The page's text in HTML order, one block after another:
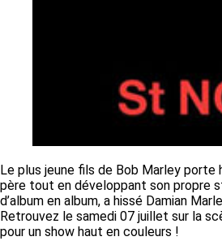
Le plus jeune fils de Bob Marley porte
père tout en développant son propre
d’album en album, a hissé Damian
Retrouvez le samedi 07 juillet sur la
pour un show haut en couleurs !